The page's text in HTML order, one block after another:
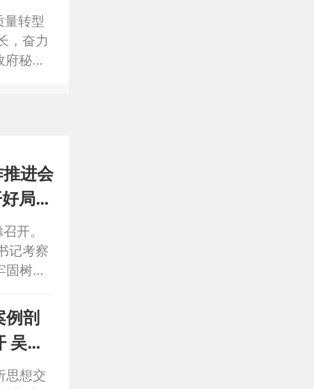
量转型
，奋力
秘书
进会
局”
开。
记考察
树立
人大
等出
剖
吴劲
思想交